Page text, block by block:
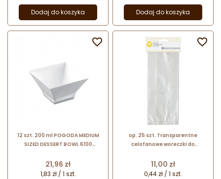
Dodaj do koszyka Dodaj do koszyka
12 szt. 200 ml POGODA MEDIUM
SIZED DESSERT BOWL 6100
pucharek na desery
Cena
21,96 zł
1,83 zł / 1 szt.

op. 25 szt. Transparentne
celofanowe woreczki do
dł. 241 x szer. 101 mm - Wilton
Cena
11,00 zł
0,44 zł / 1 szt.
